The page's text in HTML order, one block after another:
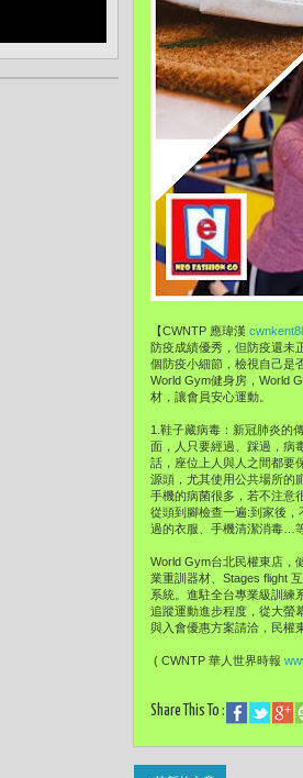
【CWNTP 應瑋漢
防疫成績優秀，但防疫還未
個防疫小細節，檢視自己是
World Gym健身房，World
材，讓會員安心運動。
1.鞋子藏病毒：新冠肺炎的
面，人只要經過、踩過，病
話，座位上人與人之間都要
源頭，尤其使用公共場所的
手機的病菌很多，若不注意
從頭到腳檢查一遍:到家後
過的衣服、手機清潔消毒…
World Gym台北民權東店，
業重訓器材、Stages flight
系統。進駐全台專業級訓練
追蹤運動進步程度，從大螢
與入會優惠方案請洽，民權
( CWNTP 華人世界時報
Share This To :